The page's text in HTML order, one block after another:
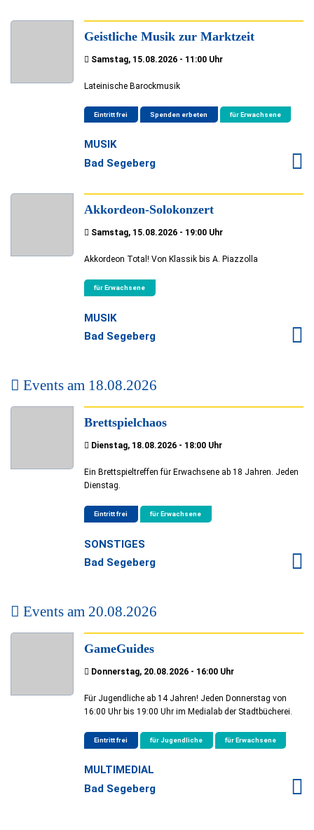
Geistliche Musik zur Marktzeit
Samstag, 15.08.2026 - 11:00 Uhr
Lateinische Barockmusik
Eintritt frei Spenden erbeten für Erwachsene
MUSIK
Bad Segeberg
Akkordeon-Solokonzert
Samstag, 15.08.2026 - 19:00 Uhr
Akkordeon Total! Von Klassik bis A. Piazzolla
für Erwachsene
MUSIK
Bad Segeberg
Events am 18.08.2026
Brettspielchaos
Dienstag, 18.08.2026 - 18:00 Uhr
Ein Brettspieltreffen für Erwachsene ab 18 Jahren. Jeden
Dienstag.
Eintritt frei für Erwachsene
SONSTIGES
Bad Segeberg
Events am 20.08.2026
GameGuides
Donnerstag, 20.08.2026 - 16:00 Uhr
Für Jugendliche ab 14 Jahren! Jeden Donnerstag von
16:00 Uhr bis 19:00 Uhr im Medialab der Stadtbücherei.
Eintritt frei für Jugendliche für Erwachsene
MULTIMEDIAL
Bad Segeberg